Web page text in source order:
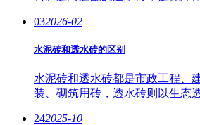
032026-02
水泥砖和透水砖的区别
水泥砖和透水砖都是市政工程、
装、砌筑用砖，透水砖则以生态
242025-10